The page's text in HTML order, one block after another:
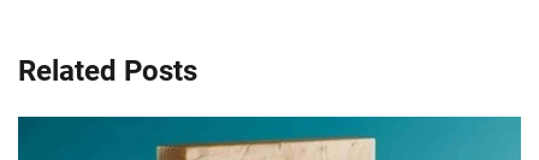
Related Posts